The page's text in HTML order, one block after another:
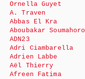
Ornella Guyet
A. Traven
Abbas El Kra
Aboubakar Soumahoro
ADN23
Adri Ciambarella
Adrien Labbe
Aël Thierry
Afreen Fatima